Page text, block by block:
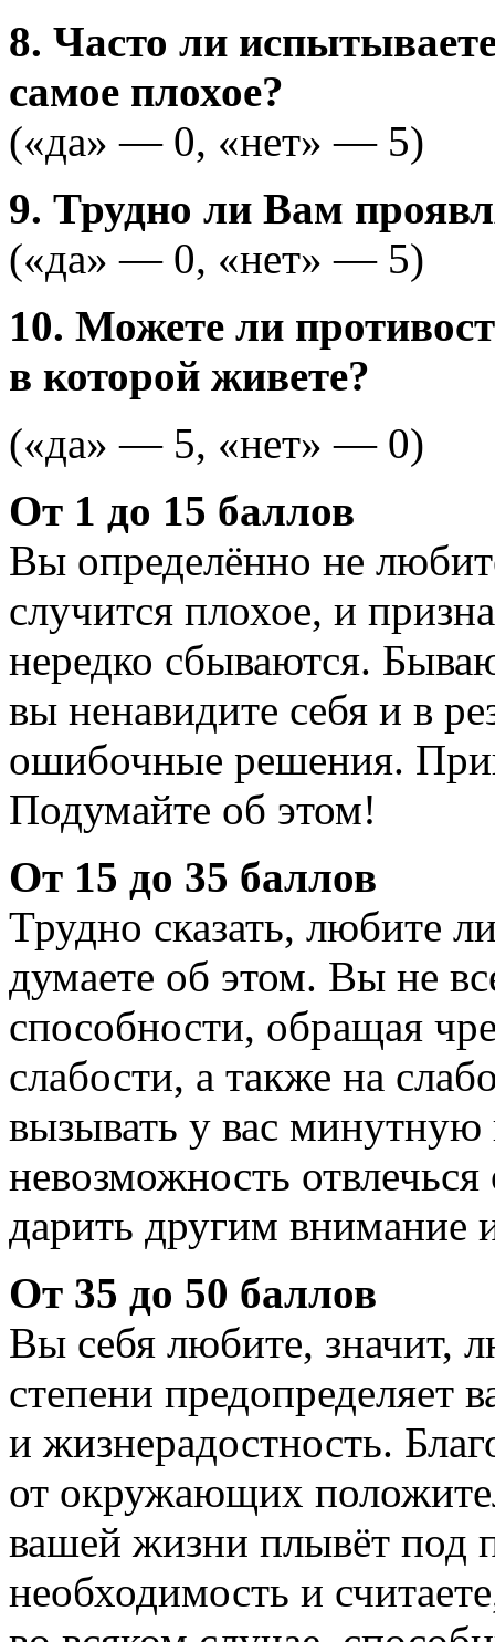
8. Часто ли
самое плохое?
(«да» — 0, «нет» — 5)
9. Трудно ли Вам
(«да» — 0, «нет» — 5)
10. Можете ли
в которой живете?
(«да» — 5, «нет» — 0)
От 1 до 15 баллов
Вы определённо не
случится плохое, и
нередко сбываются.
вы ненавидите себя и в
ошибочные решения.
Подумайте об этом!
От 15 до 35 баллов
Трудно сказать, любите
думаете об этом. Вы не
способности, обращая
слабости, а также на
вызывать у вас минутную
невозможность
дарить другим внимание
От 35 до 50 баллов
Вы себя любите, значит,
степени предопределяет
и жизнерадостность.
от окружающих
вашей жизни плывёт под
необходимость и